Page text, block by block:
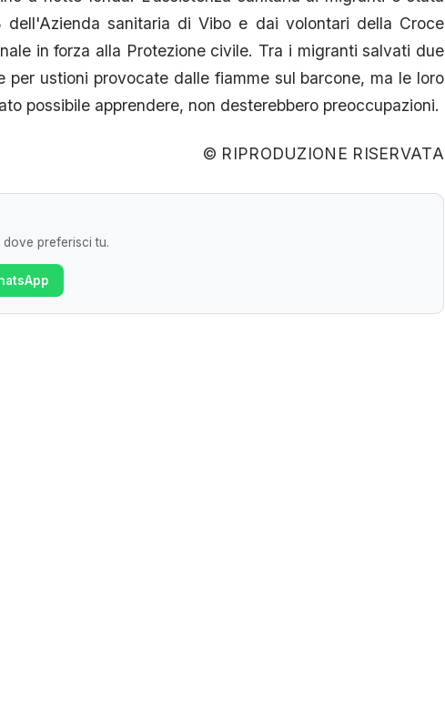
dell'Azienda sanitaria di Vibo e dai volontari della Croce
in forza alla Protezione civile. Tra i migranti salvati due
per ustioni provocate dalle fiamme sul barcone, ma le loro
possibile apprendere, non desterebbero preoccupazioni.
© RIPRODUZIONE RISERVATA
dove preferisci tu.